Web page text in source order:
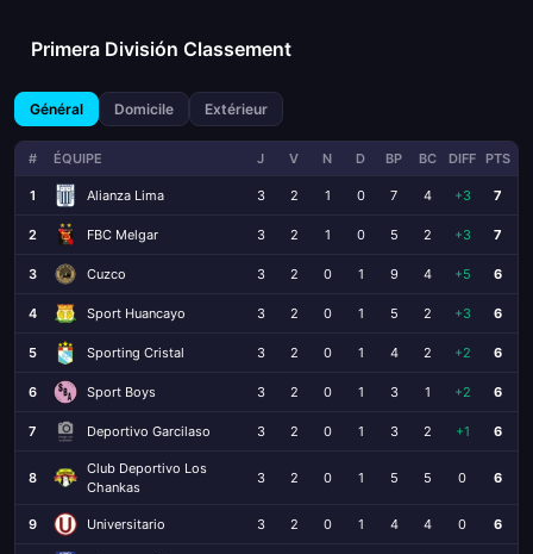
Primera División Classement
Général Domicile Extérieur
# ÉQUIPE J V N D BP BC DIFF PTS
1 Alianza Lima 3 2 1 0 7 4 +3 7
2 FBC Melgar 3 2 1 0 5 2 +3 7
3 Cuzco 3 2 0 1 9 4 +5 6
4 Sport Huancayo 3 2 0 1 5 2 +3 6
5 Sporting Cristal 3 2 0 1 4 2 +2 6
6 Sport Boys 3 2 0 1 3 1 +2 6
7 Deportivo Garcilaso 3 2 0 1 3 2 +1 6
8
Club Deportivo Los
Chankas
3 2 0 1 5 5 0 6
9 Universitario 3 2 0 1 4 4 0 6